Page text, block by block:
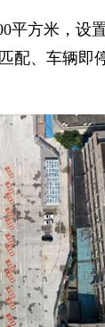
方米，设
配、车辆即